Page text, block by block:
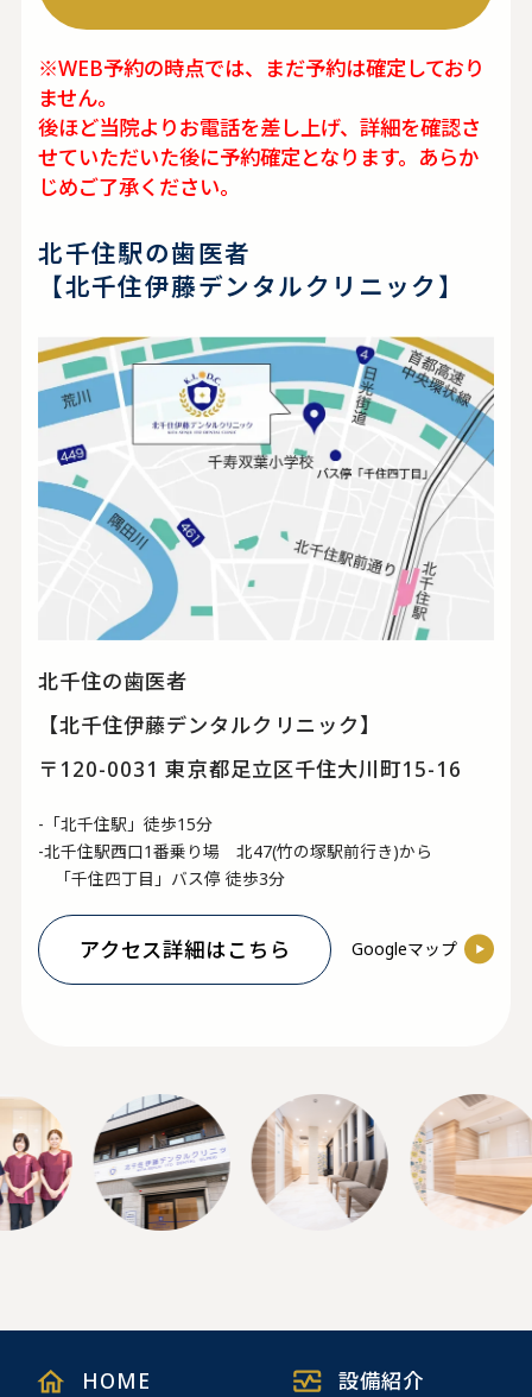
※WEB予約の時点では、まだ予約は確定しており
ません。
後ほど当院よりお電話を差し上げ、詳細を確認さ
せていただいた後に予約確定となります。あらか
じめご了承ください。
北千住駅の歯医者
【北千住伊藤デンタルクリニック】
北千住の歯医者
【北千住伊藤デンタルクリニック】
〒120-0031 東京都足立区千住大川町15-16
-「北千住駅」徒歩15分
-北千住駅西口1番乗り場 北47(竹の塚駅前行き)から
「千住四丁目」バス停 徒歩3分
アクセス詳細はこちら Googleマップ
HOME 設備紹介